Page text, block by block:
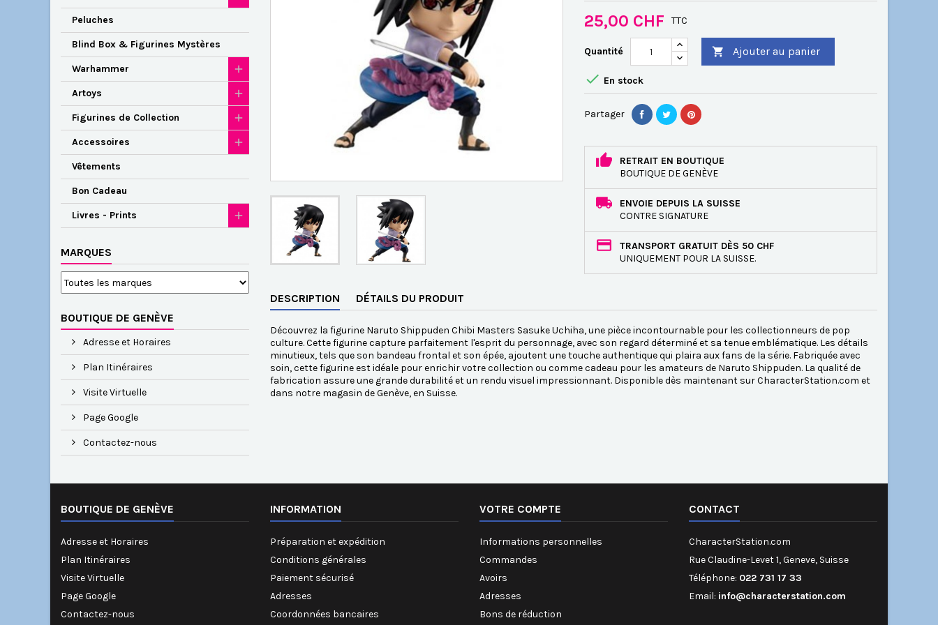
Peluches
Blind Box & Figurines Mystères
Warhammer
Artoys
Figurines de Collection
Accessoires
Vêtements
Bon Cadeau
Livres - Prints
MARQUES
BOUTIQUE DE GENÈVE
Adresse et Horaires
Plan Itinéraires
Visite Virtuelle
Page Google
Contactez-nous
25,00 CHF TTC
Quantité  Ajouter au panier
 En stock
Partager
RETRAIT EN BOUTIQUE
BOUTIQUE DE GENÈVE
ENVOIE DEPUIS LA SUISSE
CONTRE SIGNATURE
TRANSPORT GRATUIT DÈS 50 CHF
UNIQUEMENT POUR LA SUISSE.
DESCRIPTION DÉTAILS DU PRODUIT
Découvrez la figurine Naruto Shippuden Chibi Masters Sasuke Uchiha, une pièce incontournable pour les collectionneurs de pop
culture. Cette figurine capture parfaitement l'esprit du personnage, avec son regard déterminé et sa tenue emblématique. Les détails
minutieux, tels que son bandeau frontal et son épée, ajoutent une touche authentique qui plaira aux fans de la série. Fabriquée avec
soin, cette figurine est idéale pour enrichir votre collection ou comme cadeau pour les amateurs de Naruto Shippuden. La qualité de
fabrication assure une grande durabilité et un rendu visuel impressionnant. Disponible dès maintenant sur CharacterStation.com et
dans notre magasin de Genève, en Suisse.
BOUTIQUE DE GENÈVE
Adresse et Horaires
Plan Itinéraires
Visite Virtuelle
Page Google
Contactez-nous
INFORMATION
Préparation et expédition
Conditions générales
Paiement sécurisé
Adresses
Coordonnées bancaires
VOTRE COMPTE
Informations personnelles
Commandes
Avoirs
Adresses
Bons de réduction
CONTACT
CharacterStation.com
Rue Claudine-Levet 1, Geneve, Suisse
Téléphone: 022 731 17 33
Email: info@characterstation.com